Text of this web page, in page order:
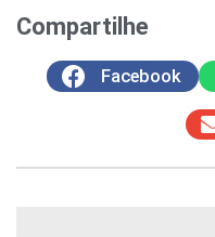
Compartilhe
Facebook